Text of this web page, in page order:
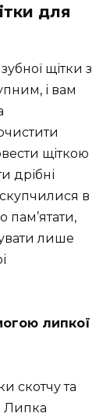
для
щітки з
і вам
щіткою
дрібні
в
пам’ятати,
лише
липкої
скотчу та
Липка